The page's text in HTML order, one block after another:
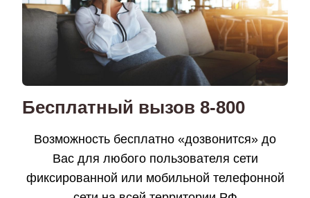
Бесплатный вызов 8-800
Возможность бесплатно «дозвонится» до
Вас для любого пользователя сети
фиксированной или мобильной телефонной